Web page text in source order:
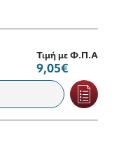
Τιμή με Φ.Π.Α
9,05€